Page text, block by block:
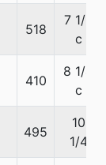
518
7 1/2
c
410
8 1/4
c
495
10
1/4